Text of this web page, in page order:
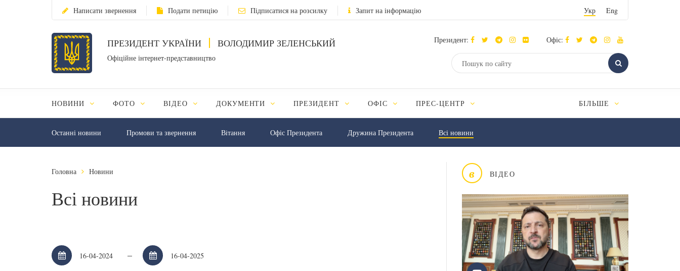
Написати звернення Подати петицію Підписатися на розсилку Запит на інформацію Укр Eng
ПРЕЗИДЕНТ УКРАЇНИ ВОЛОДИМИР ЗЕЛЕНСЬКИЙ
Офіційне інтернет-представництво
Президент: Офіс:
НОВИНИ ФОТО ВІДЕО ДОКУМЕНТИ ПРЕЗИДЕНТ ОФІС ПРЕС-ЦЕНТР БІЛЬШЕ
Останні новини Промови та звернення Вiтання Офіс Президента Дружина Президента Всі новини
в ВІДЕО
Головна Новини
Всі новини
–